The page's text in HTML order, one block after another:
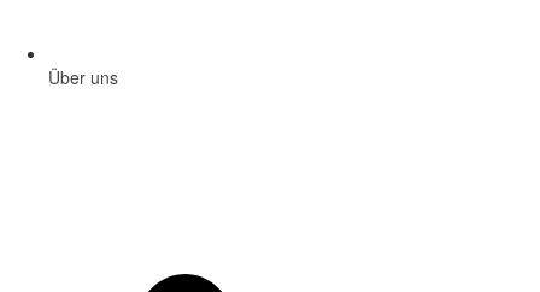
Über uns